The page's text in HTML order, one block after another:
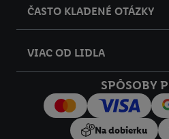
ČASTO KLADENÉ OTÁZKY
VIAC OD LIDLA
SPÔSOBY
Na dobierku